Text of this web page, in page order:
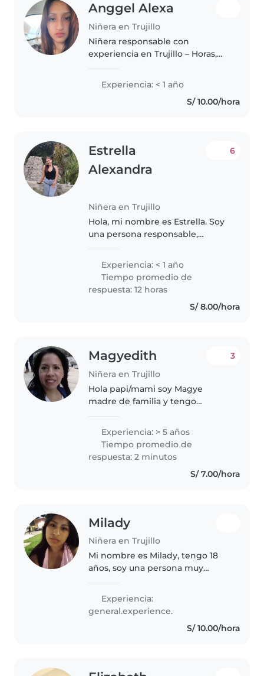
Anggel Alexa
Niñera en Trujillo
Niñera responsable con
experiencia en Trujillo – Horas,
tengo 17 años y busco trabajo
como niñera en Trujillo. Tengo
experiencia cuidando a mi
Experiencia: < 1 año
S/ 10.00/hora
Estrella
Alexandra
Niñera en Trujillo
6
Hola, mi nombre es Estrella. Soy
una persona responsable,
niños, especialmente con bebés.
Me gusta brindar un cuidado
atento y respetuoso, creando un..
Experiencia: < 1 año
Tiempo promedio de
respuesta: 12 horas
S/ 8.00/hora
Magyedith
Niñera en Trujillo
3
Hola papi/mami soy Magye
madre de familia y tengo
profesional, me caracterizo
porque soy una persona
dinámica, confiable,..
Experiencia: > 5 años
Tiempo promedio de
respuesta: 2 minutos
S/ 7.00/hora
Milady
Niñera en Trujillo
Mi nombre es Milady, tengo 18
años, soy una persona muy
conmigo nunca te aburres, estoy
estudiando superior, me gusta
hacer postres, escuchar música,..
Experiencia:
general.experience.
S/ 10.00/hora